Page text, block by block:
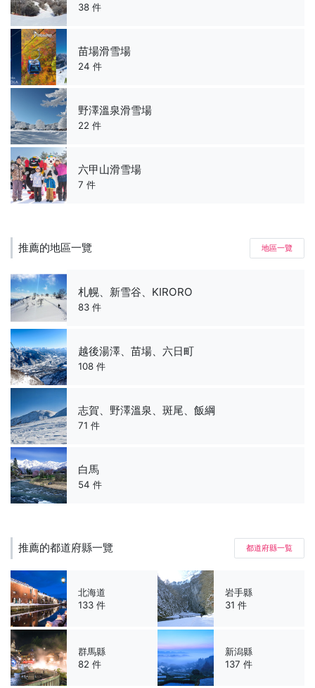
38 件
苗場滑雪場
24 件
野澤溫泉滑雪場
22 件
六甲山滑雪場
7 件
推薦的地區一覽 地區一覽
札幌、新雪谷、KIRORO
83 件
越後湯澤、苗場、六日町
108 件
志賀、野澤溫泉、斑尾、飯綱
71 件
白馬
54 件
推薦的都道府縣一覽 都道府縣一覧
北海道
133 件
岩手縣
31 件
群馬縣
82 件
新潟縣
137 件